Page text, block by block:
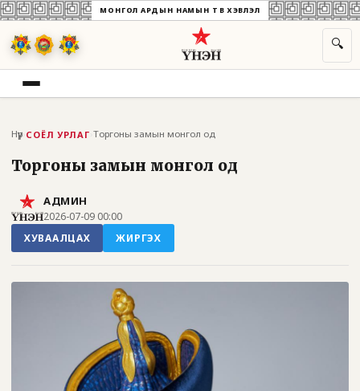
МОНГОЛ АРДЫН НАМЫН ТӨВ ХЭВЛЭЛ
🔍
Нүүр СОЁЛ УРЛАГ Торгоны замын монгол од
Торгоны замын монгол од
АДМИН
2026-07-09 00:00
ХУВААЛЦАХ
ЖИРГЭХ